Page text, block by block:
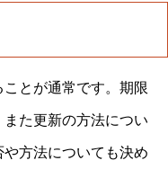
とが通常です。期限
た更新の方法につい
方法についても決め